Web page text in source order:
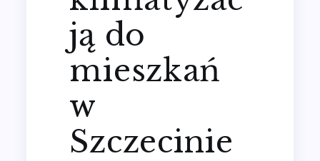
ją do
mieszkań
w
Szczecinie